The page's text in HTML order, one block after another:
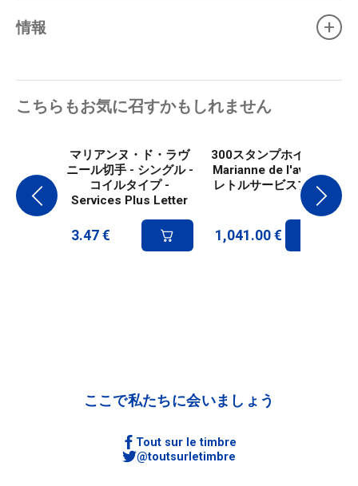
情報 +
こちらもお気に召すかもしれません
マリアンヌ・ド・ラヴ
ニール切手 - シングル -
コイルタイプ -
Services Plus Letter
3.47 €
300スタンプホイール -
Marianne de l'avenir -
レトルサービスプラス
1,041.00 €
ここで私たちに会いましょう
Tout sur le timbre
@toutsurletimbre